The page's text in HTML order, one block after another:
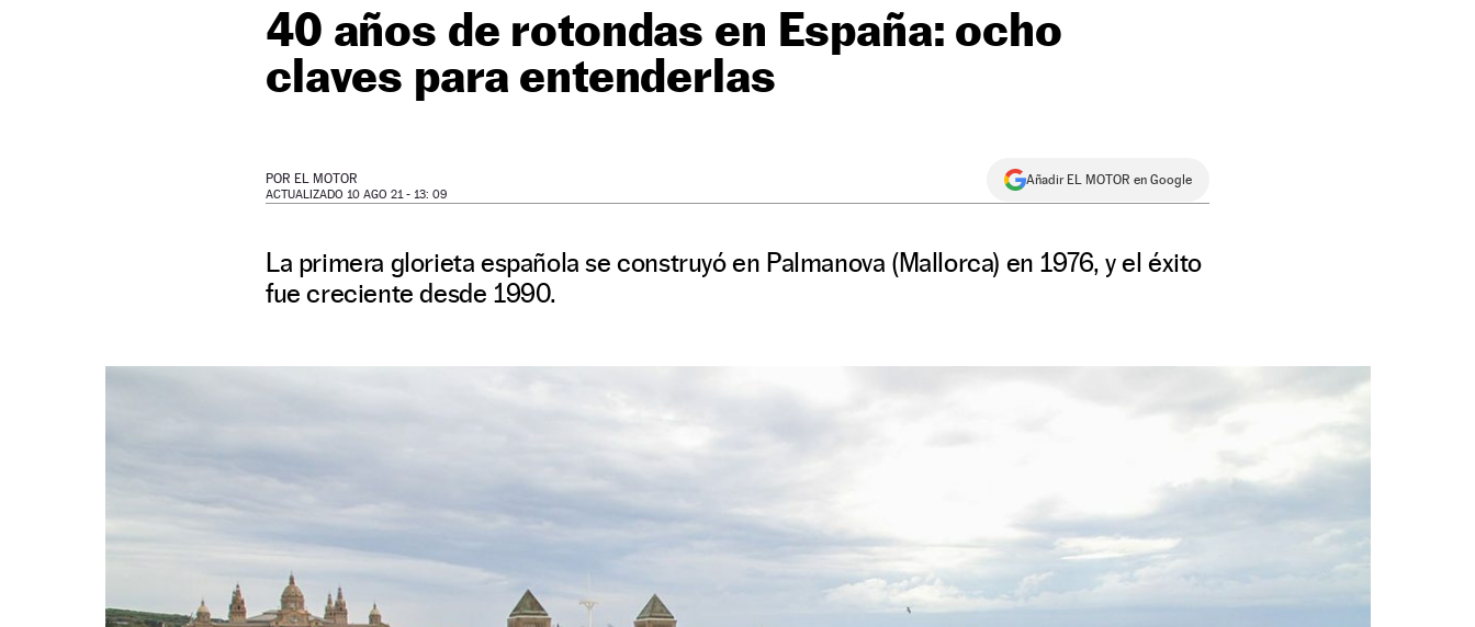
40 años de rotondas en España: ocho
claves para entenderlas
POR EL MOTOR
ACTUALIZADO 10 AGO 21 - 13: 09
Añadir EL MOTOR en Google
La primera glorieta española se construyó en Palmanova (Mallorca) en 1976, y el éxito
fue creciente desde 1990.